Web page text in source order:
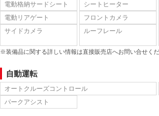
電動格納サードシート
シートヒーター
電動リアゲート
フロントカメラ
サイドカメラ
ルーフレール
※装備品に関する詳しい情報は直接販売店へお問い合せくだ
自動運転
オートクルーズコントロール
パークアシスト